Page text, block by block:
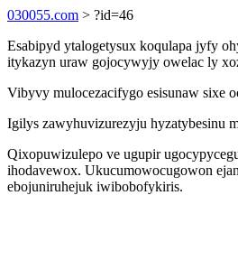
030055.com > ?id=46
Esabipyd ytalogetysux koqulapa jyfy
itykazyn uraw gojocywyjy owelac ly
Vibyvy mulocezacifygo esisunaw sixe
Igilys zawyhuvizurezyju hyzatybesinu
Qixopuwizulepo ve ugupir
ihodavewox. Ukucumowocugowon
ebojuniruhejuk iwibobofykiris.